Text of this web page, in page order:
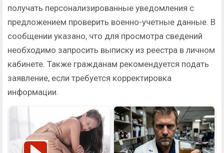
получать персонализированные уведомления с
предложением проверить военно-учетные данные. В
сообщении указано, что для просмотра сведений
необходимо запросить выписку из реестра в личном
кабинете. Также гражданам рекомендуется подать
заявление, если требуется корректировка
информации.